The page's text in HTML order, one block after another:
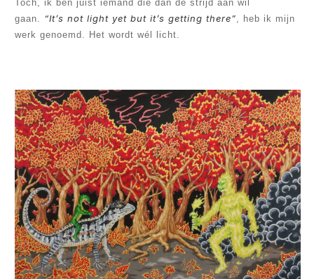
Toch, ik ben juist iemand die dan de strijd aan wil
gaan. “It’s not light yet but it’s getting there”, heb ik mijn
werk genoemd. Het wordt wél licht.